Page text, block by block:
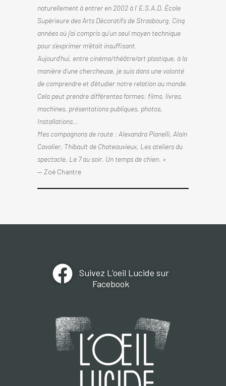
naturellement à entrer en 2002 à l’ E.S.A.D, École
Supérieure des Arts Décoratifs de Strasbourg. Cinq
années où j’ai compris qu’un seul moyen technique
pour s’exprimer m’était insuffisant.
Aujourd’hui, entre cinéma/théâtre/art plastique, à la
manière d’une chercheuse, je suis dans une volonté
de comprendre et d’étudier notre relation au monde.
Cela peut prendre différentes formes: films, livres,
machines, présentations publiques, photos,
Installations…
Mes compagnons de route : Alexandra Pianelli, Alain
Cavalier, Thibault de Chateauvieux, Les ateliers du
spectacle, Le 7 au soir, Un temps de chien. »
— Zoé Chantre
Suivez L’oeil Lucide sur
Facebook